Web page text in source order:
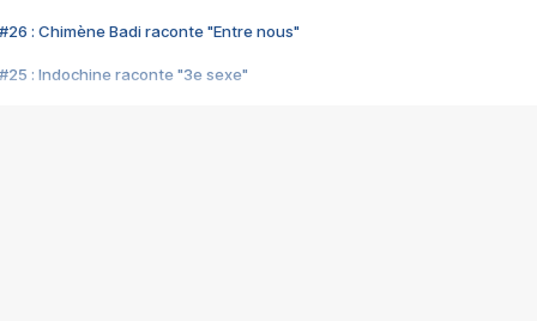
#26 : Chimène Badi raconte "Entre nous"
#25 : Indochine raconte "3e sexe"